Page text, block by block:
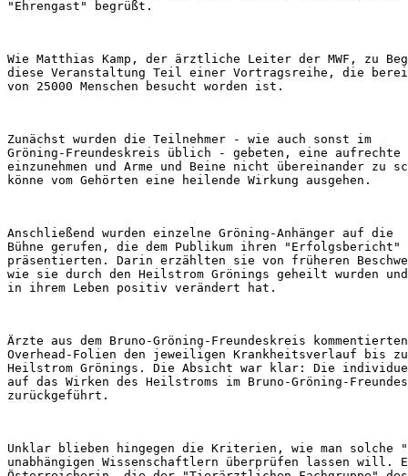
Wie Matthias Kamp, der ärztliche Leiter der MWF, zu
diese Veranstaltung Teil einer Vortragsreihe, die
Zunächst wurden die Teilnehmer - wie auch sonst im
Gröning-Freundeskreis üblich - gebeten, eine
einzunehmen und Arme und Beine nicht übereinander zu
Anschließend wurden einzelne Gröning-Anhänger auf die
Bühne gerufen, die dem Publikum ihren "Erfolgsbericht"
präsentierten. Darin erzählten sie von früheren
wie sie durch den Heilstrom Grönings geheilt wurden
Ärzte aus dem Bruno-Gröning-Freundeskreis
Overhead-Folien den jeweiligen Krankheitsverlauf bis
Heilstrom Grönings. Die Absicht war klar: Die
auf das Wirken des Heilstroms im Bruno-Gröning-
Unklar blieben hingegen die Kriterien, wie man solche
unabhängigen Wissenschaftlern überprüfen lassen will.